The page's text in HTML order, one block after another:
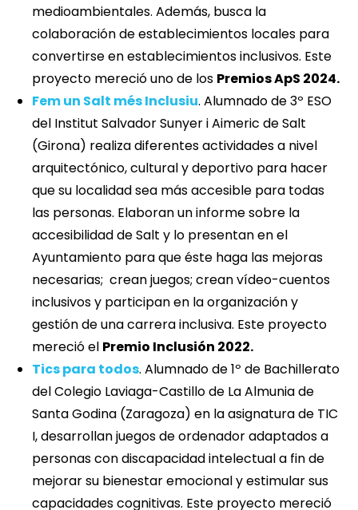
medioambientales. Además, busca la
colaboración de establecimientos locales para
convertirse en establecimientos inclusivos. Este
proyecto mereció uno de los Premios ApS 2024.
Fem un Salt més Inclusiu. Alumnado de 3º ESO
del Institut Salvador Sunyer i Aimeric de Salt
(Girona) realiza diferentes actividades a nivel
arquitectónico, cultural y deportivo para hacer
que su localidad sea más accesible para todas
las personas. Elaboran un informe sobre la
accesibilidad de Salt y lo presentan en el
Ayuntamiento para que éste haga las mejoras
necesarias; crean juegos; crean vídeo-cuentos
inclusivos y participan en la organización y
gestión de una carrera inclusiva. Este proyecto
mereció el Premio Inclusión 2022.
Tics para todos. Alumnado de 1º de Bachillerato
del Colegio Laviaga-Castillo de La Almunia de
Santa Godina (Zaragoza) en la asignatura de TIC
I, desarrollan juegos de ordenador adaptados a
personas con discapacidad intelectual a fin de
mejorar su bienestar emocional y estimular sus
capacidades cognitivas. Este proyecto mereció